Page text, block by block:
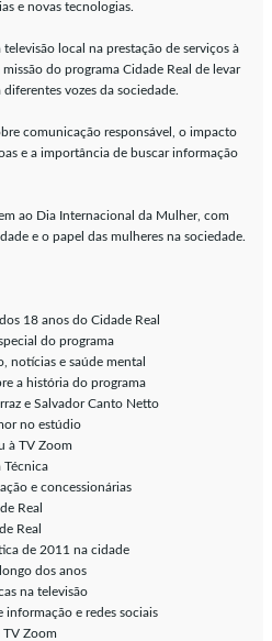
e novas tecnologias.
local na prestação de serviços à
do programa Cidade Real de levar
vozes da sociedade.
comunicação responsável, o impacto
e a importância de buscar informação
ao Dia Internacional da Mulher, com
e o papel das mulheres na sociedade.
18 anos do Cidade Real
do programa
notícias e saúde mental
a história do programa
e Salvador Canto Netto
no estúdio
à TV Zoom
Técnica
e concessionárias
Real
Real
de 2011 na cidade
dos anos
na televisão
e redes sociais
TV Zoom